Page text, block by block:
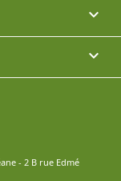


- 2 B rue Edmé